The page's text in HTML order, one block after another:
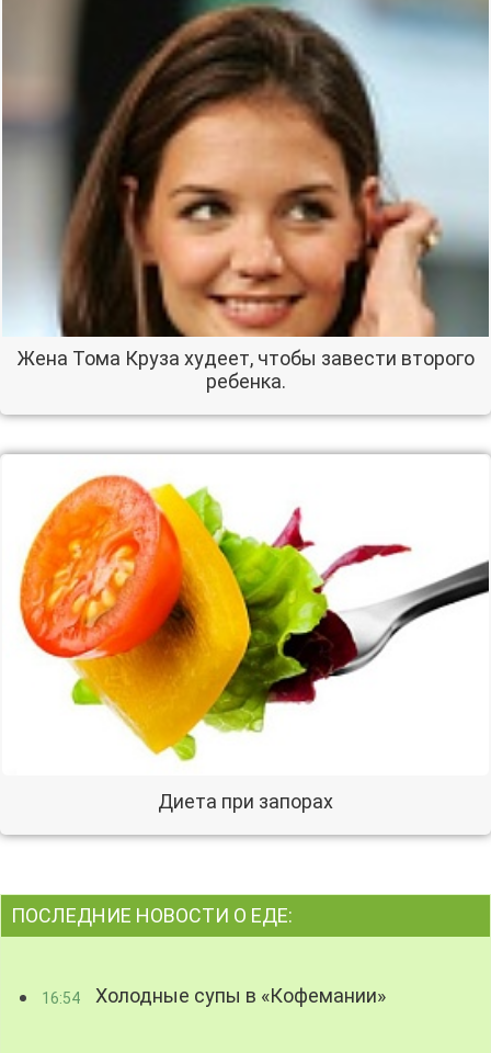
Жена Тома Круза худеет, чтобы завести второго
ребенка.
Диета при запорах
ПОСЛЕДНИЕ НОВОСТИ О ЕДЕ:
16:54 Холодные супы в «Кофемании»